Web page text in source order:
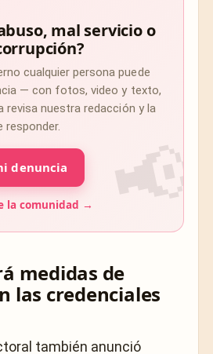
mal servicio o
cualquier persona puede
— con fotos, video y texto,
revisa nuestra redacción y la
responder.
denuncia
la comunidad →
medidas de
las credenciales
también anunció